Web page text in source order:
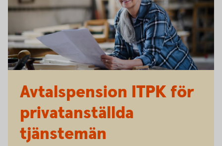
Avtalspension ITPK för
privatanställda
tjänstemän